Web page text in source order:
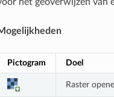
Pictogram Doel
Raster